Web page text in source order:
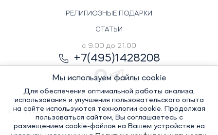
РЕЛИГИОЗНЫЕ ПОДАРКИ
СТАТЬИ
с 9.00 до 21.00
+7(495)1428208
© Элитный сувенир, 2022-2026. Все права защищены
Политика
Мы используем файлы cookie
Для обеспечения оптимальной работы анализа,
использования и улучшения пользовательского опыта
на сайте используются технологии cookie. Продолжая
пользоваться сайтом, Вы соглашаетесь с
размещением cookie-файлов на Вашем устройстве на